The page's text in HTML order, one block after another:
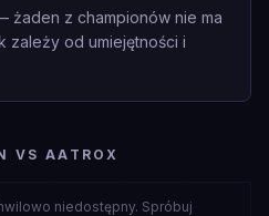
żaden z championów nie ma
zależy od umiejętności i
VS AATROX
niedostępny. Spróbuj